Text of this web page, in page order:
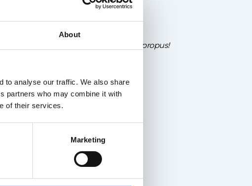
About
to analyse our traffic. We also share
partners who may combine it with
of their services.
Marketing
reală pentru oameni.
mult curaj pentru a realiza tot ce v-ați propus!